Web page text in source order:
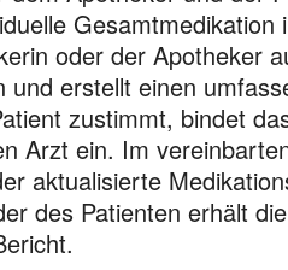
oder der Apotheker
erstellt einen
zustimmt, bindet
Arzt ein. Im
aktualisierte
des Patienten erhält